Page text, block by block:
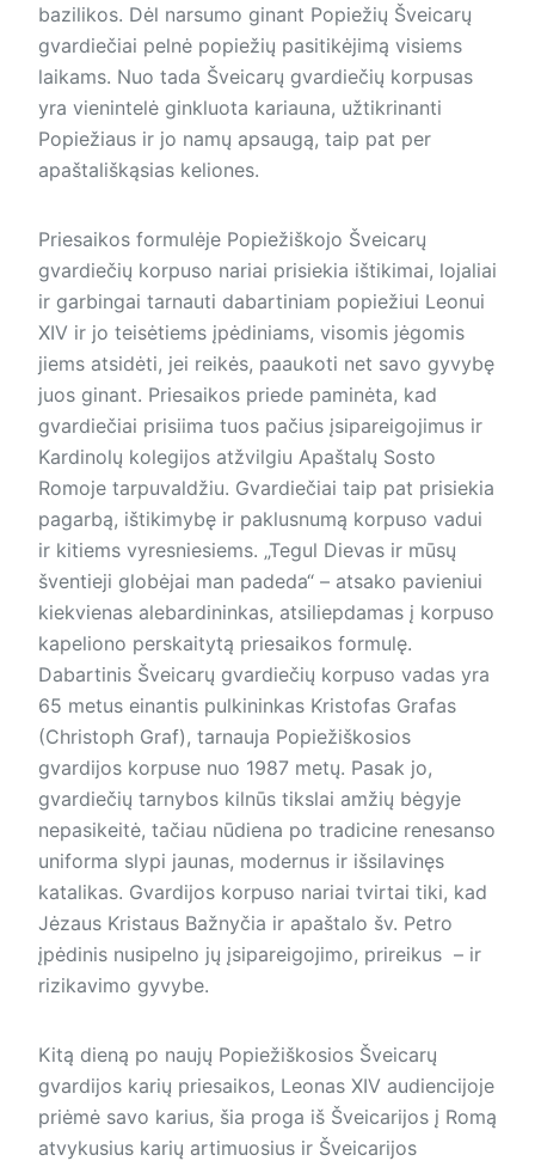
bazilikos. Dėl narsumo ginant Popiežių Šveicarų
gvardiečiai pelnė popiežių pasitikėjimą visiems
laikams. Nuo tada Šveicarų gvardiečių korpusas
yra vienintelė ginkluota kariauna, užtikrinanti
Popiežiaus ir jo namų apsaugą, taip pat per
apaštališkąsias keliones.
Priesaikos formulėje Popiežiškojo Šveicarų
gvardiečių korpuso nariai prisiekia ištikimai, lojaliai
ir garbingai tarnauti dabartiniam popiežiui Leonui
XIV ir jo teisėtiems įpėdiniams, visomis jėgomis
jiems atsidėti, jei reikės, paaukoti net savo gyvybę
juos ginant. Priesaikos priede paminėta, kad
gvardiečiai prisiima tuos pačius įsipareigojimus ir
Kardinolų kolegijos atžvilgiu Apaštalų Sosto
Romoje tarpuvaldžiu. Gvardiečiai taip pat prisiekia
pagarbą, ištikimybę ir paklusnumą korpuso vadui
ir kitiems vyresniesiems. „Tegul Dievas ir mūsų
šventieji globėjai man padeda“ – atsako pavieniui
kiekvienas alebardininkas, atsiliepdamas į korpuso
kapeliono perskaitytą priesaikos formulę.
Dabartinis Šveicarų gvardiečių korpuso vadas yra
65 metus einan­tis pulkininkas Kristofas Grafas
(Christoph Graf), tarnauja Popiežiškosios
gvardijos korpuse nuo 1987 metų. Pasak jo,
gvardiečių tarnybos kilnūs tikslai amžių bėgyje
nepasikeitė, tačiau nūdiena po tradicine renesanso
uniforma slypi jaunas, modernus ir išsilavinęs
katalikas. Gvardijos korpuso nariai tvirtai tiki, kad
Jėzaus Kristaus Bažnyčia ir apaštalo šv. Petro
įpėdinis nusipelno jų įsipareigojimo, prireikus – ir
rizikavimo gyvybe.
Kitą dieną po naujų Popiežiškosios Šveicarų
gvardijos karių priesaikos, Leonas XIV audiencijoje
priėmė savo karius, šia proga iš Šveicarijos į Romą
atvykusius karių artimuosius ir Šveicarijos